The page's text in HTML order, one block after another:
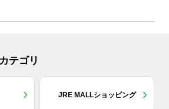
テゴリ
JRE MALLショッピング